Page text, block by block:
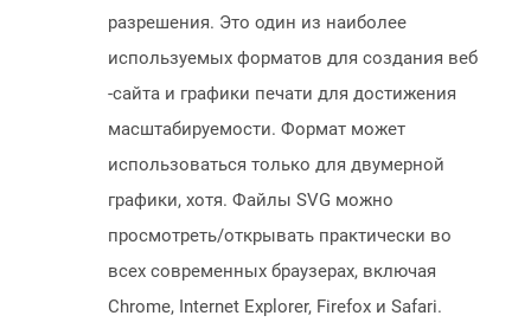
разрешения. Это один из наиболее
используемых форматов для создания веб
-сайта и графики печати для достижения
масштабируемости. Формат может
использоваться только для двумерной
графики, хотя. Файлы SVG можно
просмотреть/открывать практически во
всех современных браузерах, включая
Chrome, Internet Explorer, Firefox и Safari.